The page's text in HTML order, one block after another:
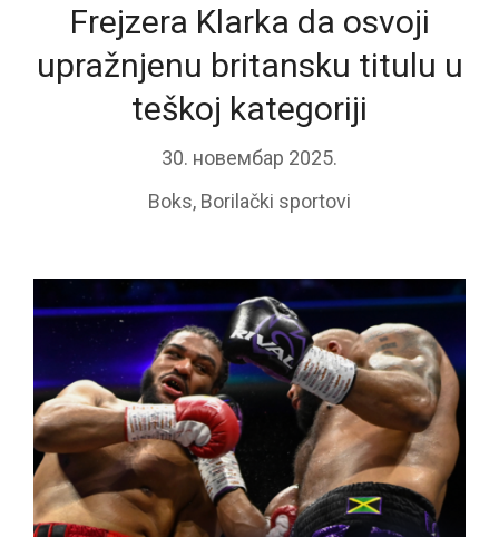
Frejzera Klarka da osvoji
upražnjenu britansku titulu u
teškoj kategoriji
30. новембар 2025.
Boks, Borilački sportovi